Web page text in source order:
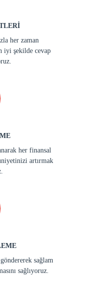
her zaman
iyi şekilde cevap
her finansal
artırmak
sağlam
sağlıyoruz.